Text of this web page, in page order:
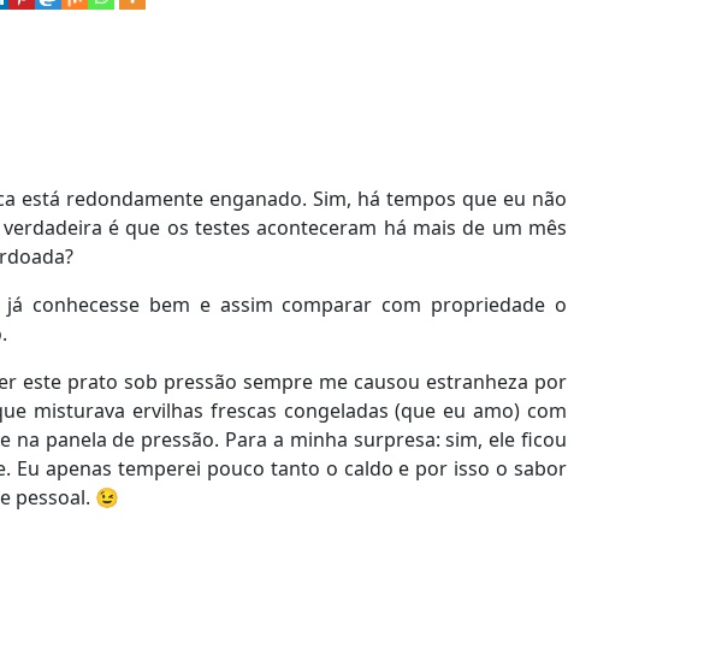
está redondamente enganado. Sim, há tempos que eu não
é que os testes aconteceram há mais de um mês
conhecesse bem e assim comparar com propriedade o
este prato sob pressão sempre me causou estranheza por
misturava ervilhas frescas congeladas (que eu amo) com
panela de pressão. Para a minha surpresa: sim, ele ficou
Eu apenas temperei pouco tanto o caldo e por isso o sabor
pessoal. 😉